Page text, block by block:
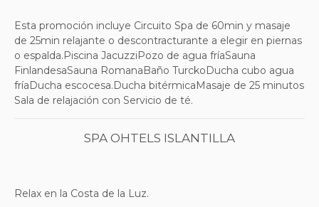
Esta promoción incluye Circuito Spa de 60min y masaje
de 25min relajante o descontracturante a elegir en piernas
o espalda.Piscina JacuzziPozo de agua fríaSauna
FinlandesaSauna RomanaBaño TurckoDucha cubo agua
fríaDucha escocesa.Ducha bitérmicaMasaje de 25 minutos
Sala de relajación con Servicio de té.
SPA OHTELS ISLANTILLA
Relax en la Costa de la Luz.